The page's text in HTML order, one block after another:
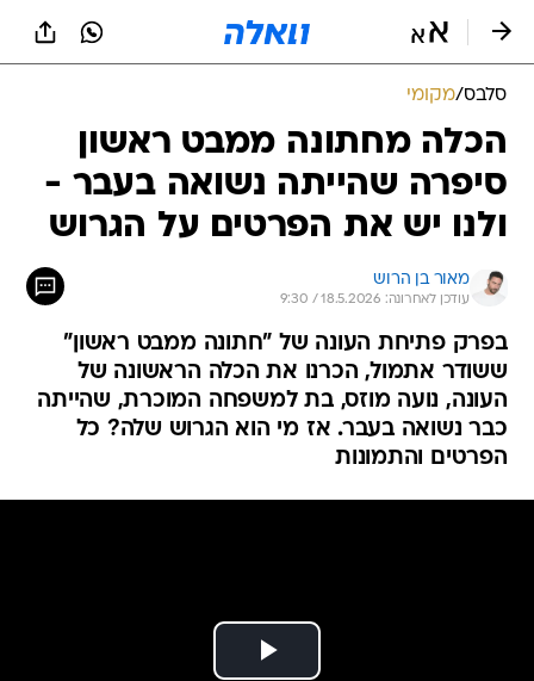
סלבס/מקומי
הכלה מחתונה ממבט ראשון
סיפרה שהייתה נשואה בעבר -
ולנו יש את הפרטים על הגרוש
מאור בן הרוש
עודכן לאחרונה: 18.5.2026 / 9:30
בפרק פתיחת העונה של "חתונה ממבט ראשון"
ששודר אתמול, הכרנו את הכלה הראשונה של
העונה, נועה מוזס, בת למשפחה המוכרת, שהייתה
כבר נשואה בעבר. אז מי הוא הגרוש שלה? כל
הפרטים והתמונות